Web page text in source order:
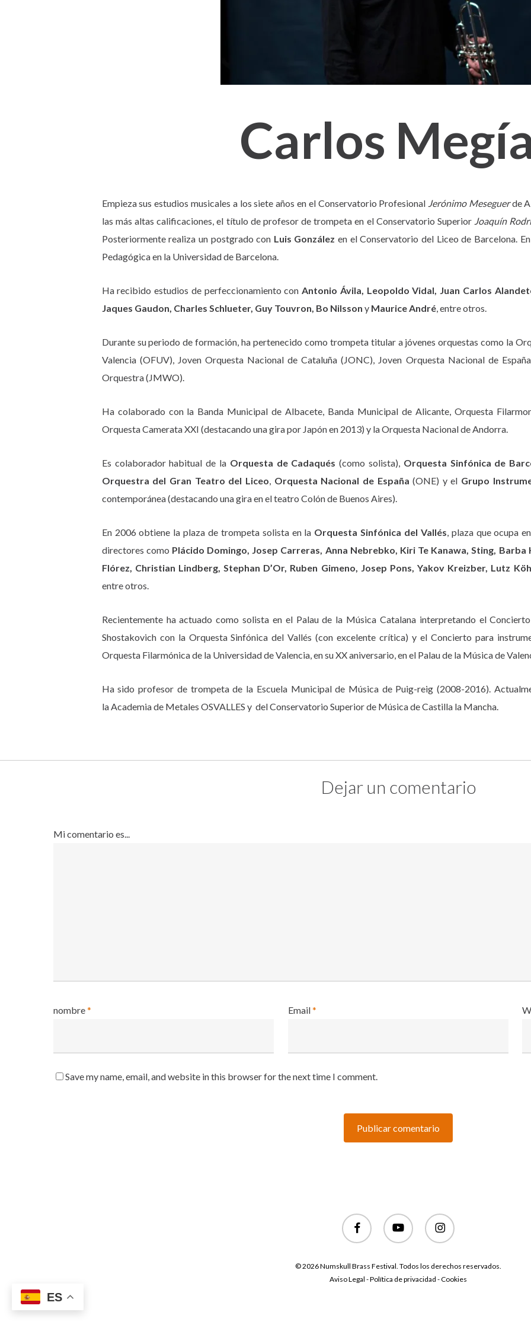
Carlos
Empieza sus estudios musicales a los siete años en el Conservatorio Profesional Jerónimo Meseguerde
las más altas calificaciones, el título de profesor de trompeta en el Conservatorio Superior Joaquín
Posteriormente realiza un postgrado con Luis González en el Conservatorio del Liceo de Barcelona.
Pedagógica en la Universidad de Barcelona.
Ha recibido estudios de perfeccionamiento conAntonio Ávila, Leopoldo Vidal, Juan Carlos
Jaques Gaudon, Charles Schlueter, Guy Touvron, Bo Nilsson y Maurice André, entre otros.
Durante su periodo de formación, ha pertenecido como trompeta titular a jóvenes orquestas como la
Valencia (OFUV), Joven Orquesta Nacional de Cataluña (JONC), Joven Orquesta Nacional de
Orquestra (JMWO).
Ha colaborado con la Banda Municipal de Albacete, Banda Municipal de Alicante, Orquesta
Orquesta Camerata XXI (destacando una gira por Japón en 2013) y la Orquesta Nacional de Andorra.
Es colaborador habitual de la Orquesta de Cadaqués (como solista), Orquesta Sinfónica de
Orquestra del Gran Teatro del Liceo, Orquesta Nacional de España (ONE) y el Grupo
contemporánea (destacando una gira en el teatro Colón de Buenos Aires).
En 2006 obtiene la plaza de trompeta solista en la Orquesta Sinfónica del Vallés, plaza que ocupa
directores como Plácido Domingo, Josep Carreras, Anna Nebrebko, Kiri Te Kanawa, Sting,
Flórez, Christian Lindberg, Stephan D’Or, Ruben Gimeno, Josep Pons, Yakov Kreizber, Lutz
entre otros.
Recientemente ha actuado como solista en el Palau de la Música Catalana interpretando el
Shostakovich con la Orquesta Sinfónica del Vallés (con excelente crítica) y el Concierto para
Orquesta Filarmónica de la Universidad de Valencia, en su XX aniversario, en el Palau de la Música de
Ha sido profesor de trompeta de la Escuela Municipal de Música de Puig-reig (2008-2016).
la Academia de Metales OSVALLES y del Conservatorio Superior de Música de Castilla la Mancha.
Dejar un comentario
Mi comentario es...
nombre* Email*
Save my name, email, and website in this browser for the next time I comment.
facebook youtube instagram
© 2026 Numskull Brass Festival. Todos los derechos reservados.
Aviso Legal - Política de privacidad - Cookies
ES